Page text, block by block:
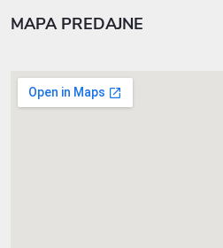
MAPA PREDAJNE